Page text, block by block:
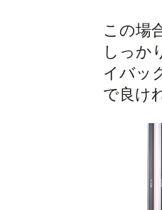
この場
しっか
イバッ
で良け